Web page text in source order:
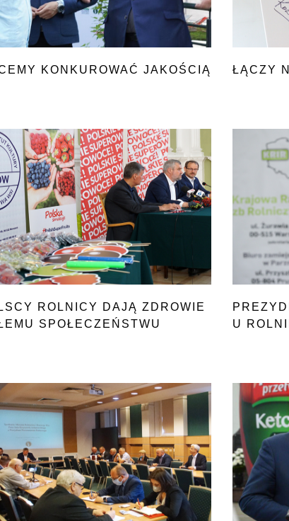
KONKUROWAĆ JAKOŚCIĄ ŁĄCZY
ROLNICY DAJĄ ZDROWIE
SPOŁECZEŃSTWU
U